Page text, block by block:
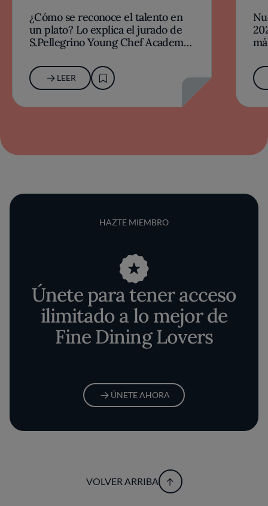
¿Cómo se reconoce el talento en
un plato? Lo explica el jurado de
S.Pellegrino Young Chef Academy
LEER
HAZTE MIEMBRO
Únete para tener acceso
ilimitado a lo mejor de
Fine Dining Lovers
ÚNETE AHORA
VOLVER ARRIBA